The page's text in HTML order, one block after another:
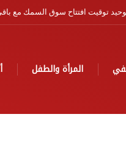
سياحية
المرأة والطفل